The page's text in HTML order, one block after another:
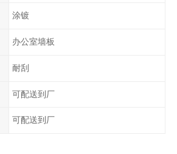
涂镀
办公室墙板
耐刮
可配送到厂
可配送到厂